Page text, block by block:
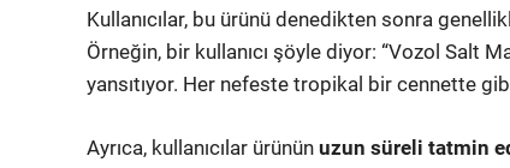
Kullanıcılar, bu ürünü denedikten sonra
Örneğin, bir kullanıcı şöyle diyor: “Vozol Salt
yansıtıyor. Her nefeste tropikal bir cennette
Ayrıca, kullanıcılar ürünün uzun süreli tatmin